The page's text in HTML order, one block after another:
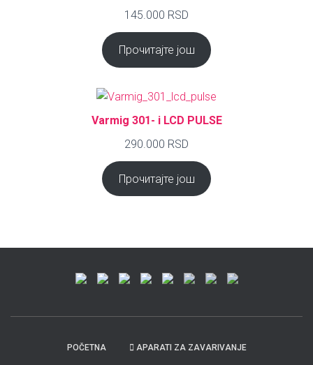
145.000 RSD
Прочитајте још
Varmig 301- i LCD PULSE
290.000 RSD
Прочитајте још
POČETNA APARATI ZA ZAVARIVANJE